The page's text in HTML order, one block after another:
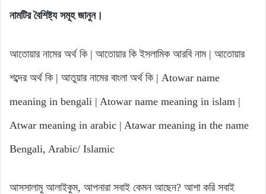
নামটির বৈশিষ্ট্য সমূহ জানুন।
আতোয়ার নামের অর্থ কি | আতোয়ার কি ইসলামিক আরবি নাম | আতোয়ার
শব্দের অর্থ কি | আতুয়ার নামের বাংলা অর্থ কি | Atowar name
meaning in bengali | Atowar name meaning in islam |
Atwar meaning in arabic | Atawar meaning in the name
Bengali, Arabic/ Islamic
আসসালামু আলাইকুম, আপনারা সবাই কেমন আছেন? আশা করি সবাই